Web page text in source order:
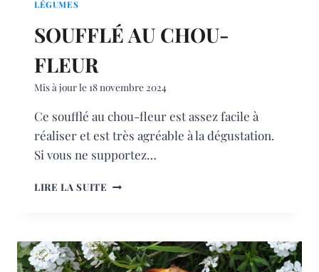
LÉGUMES
SOUFFLÉ AU CHOU-
FLEUR
Mis à jour le 18 novembre 2024
Ce soufflé au chou-fleur est assez facile à
réaliser et est très agréable à la dégustation.
Si vous ne supportez…
LIRE LA SUITE SOUFFLÉ